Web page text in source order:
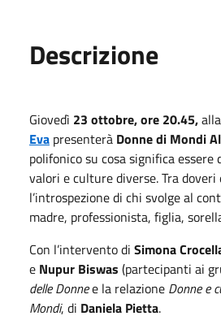
Descrizione
Giovedì 23 ottobre, ore 20.45,alla
Eva presenterà Donne di Mondi
polifonico su cosa significa essere
valori e culture diverse. Tra doveri
l’introspezione di chi svolge al
madre, professionista, figlia,
Con l’intervento di Simona
e Nupur Biswas (partecipanti ai
delle Donnee la relazione Donne e
Mondi, di Daniela Pietta.